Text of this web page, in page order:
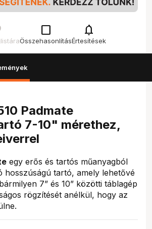
check_box_outline_blank
Összehasonlítás
notifications
Értesítések
Padmate
7-10" mérethez,
egy erős és tartós műanyagból
hosszúságú tartó, amely lehetővé
7” és 10” közötti táblagép
rögzítését anélkül, hogy az